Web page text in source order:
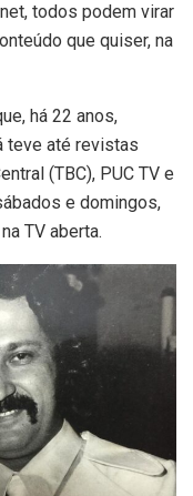
todos podem virar
que quiser, na
há 22 anos,
teve até revistas
(TBC), PUC TV e
e domingos,
TV aberta.